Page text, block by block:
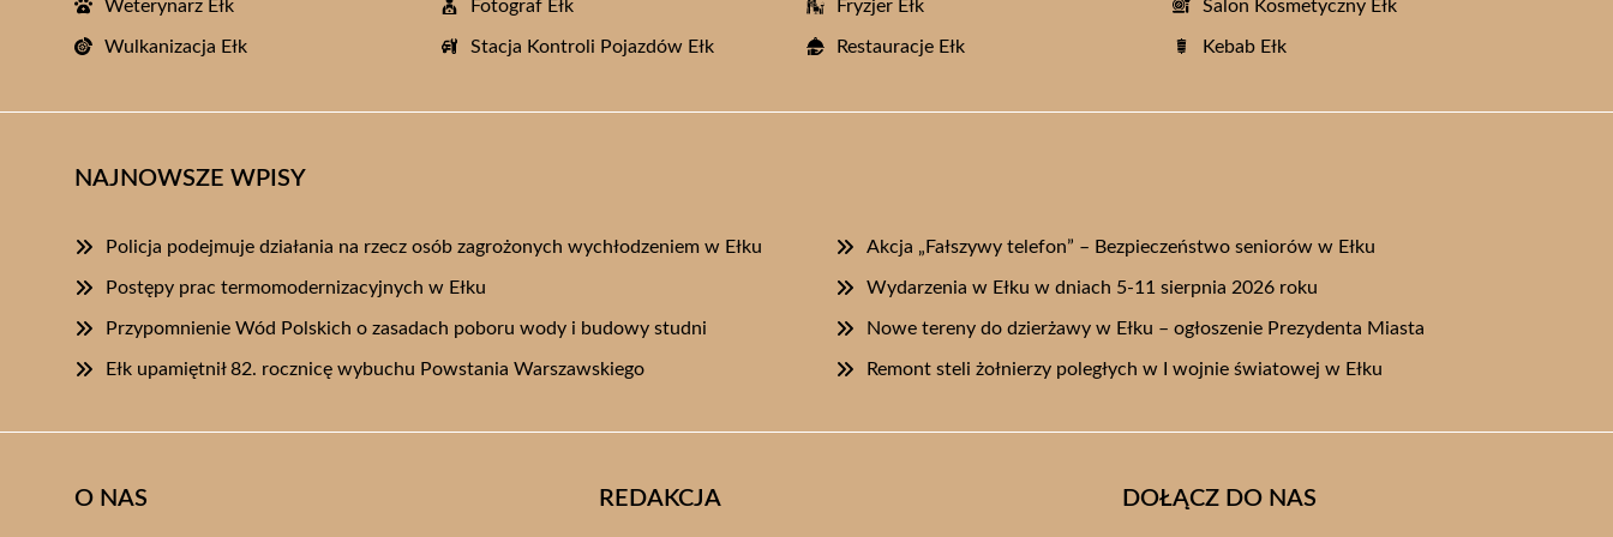
Weterynarz Ełk Fotograf Ełk Fryzjer Ełk Salon Kosmetyczny Ełk
Wulkanizacja Ełk Stacja Kontroli Pojazdów Ełk Restauracje Ełk Kebab Ełk
NAJNOWSZE WPISY
Policja podejmuje działania na rzecz osób zagrożonych wychłodzeniem w Ełku Akcja „Fałszywy telefon” – Bezpieczeństwo seniorów w Ełku
Postępy prac termomodernizacyjnych w Ełku Wydarzenia w Ełku w dniach 5-11 sierpnia 2026 roku
Przypomnienie Wód Polskich o zasadach poboru wody i budowy studni Nowe tereny do dzierżawy w Ełku – ogłoszenie Prezydenta Miasta
Ełk upamiętnił 82. rocznicę wybuchu Powstania Warszawskiego Remont steli żołnierzy poległych w I wojnie światowej w Ełku
O NAS REDAKCJA DOŁĄCZ DO NAS